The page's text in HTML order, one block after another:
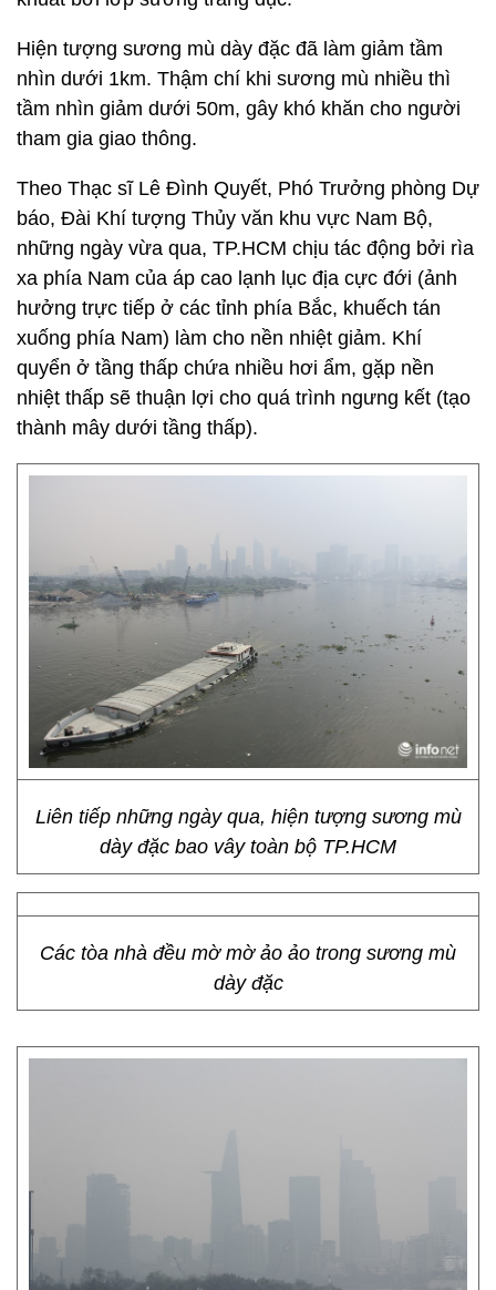
Hiện tượng sương mù dày đặc đã làm giảm tầm
nhìn dưới 1km. Thậm chí khi sương mù nhiều thì
tầm nhìn giảm dưới 50m, gây khó khăn cho người
tham gia giao thông.
Theo Thạc sĩ Lê Đình Quyết, Phó Trưởng phòng Dự
báo, Đài Khí tượng Thủy văn khu vực Nam Bộ,
những ngày vừa qua, TP.HCM chịu tác động bởi rìa
xa phía Nam của áp cao lạnh lục địa cực đới (ảnh
hưởng trực tiếp ở các tỉnh phía Bắc, khuếch tán
xuống phía Nam) làm cho nền nhiệt giảm. Khí
quyển ở tầng thấp chứa nhiều hơi ẩm, gặp nền
nhiệt thấp sẽ thuận lợi cho quá trình ngưng kết (tạo
thành mây dưới tầng thấp).
Liên tiếp những ngày qua, hiện tượng sương mù
dày đặc bao vây toàn bộ TP.HCM
Các tòa nhà đều mờ mờ ảo ảo trong sương mù
dày đặc